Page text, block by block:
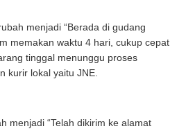
menjadi “Berada di gudang
memakan waktu 4 hari, cukup cepat
tinggal menunggu proses
kurir lokal yaitu JNE.
menjadi “Telah dikirim ke alamat